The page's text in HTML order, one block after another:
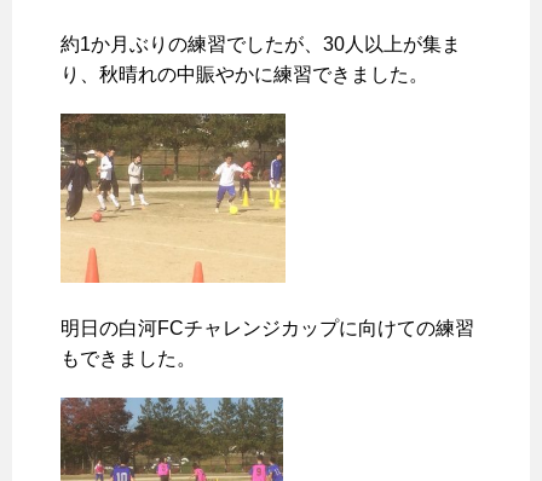
約1か月ぶりの練習でしたが、30人以上が集ま
り、秋晴れの中賑やかに練習できました。
明日の白河FCチャレンジカップに向けての練習
もできました。